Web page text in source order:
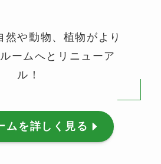
然や動物、植物がより
ームへとリニューア
ル！
ムを詳しく見る